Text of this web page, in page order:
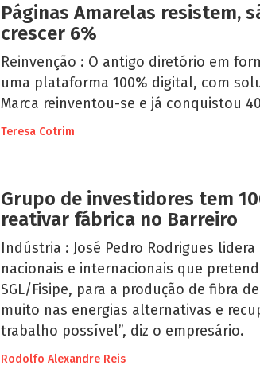
Páginas Amarelas resistem,
crescer 6%
Reinvenção : O antigo diretório em
uma plataforma 100% digital, com
Marca reinventou-se e já conquistou
Teresa Cotrim
Grupo de investidores tem
reativar fábrica no Barreiro
Indústria : José Pedro Rodrigues
nacionais e internacionais que
SGL/Fisipe, para a produção de fibra
muito nas energias alternativas e
trabalho possível”, diz o empresário.
Rodolfo Alexandre Reis